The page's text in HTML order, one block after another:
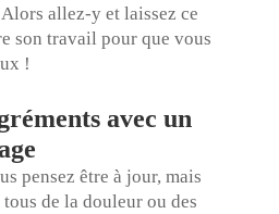
allez-y et laissez ce
son travail pour que vous
!
avec un
pensez être à jour, mais
de la douleur ou des